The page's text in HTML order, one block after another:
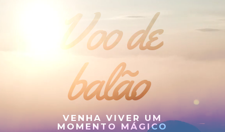
Voo de
balão
VENHA VIVER UM
MOMENTO MÁGICO